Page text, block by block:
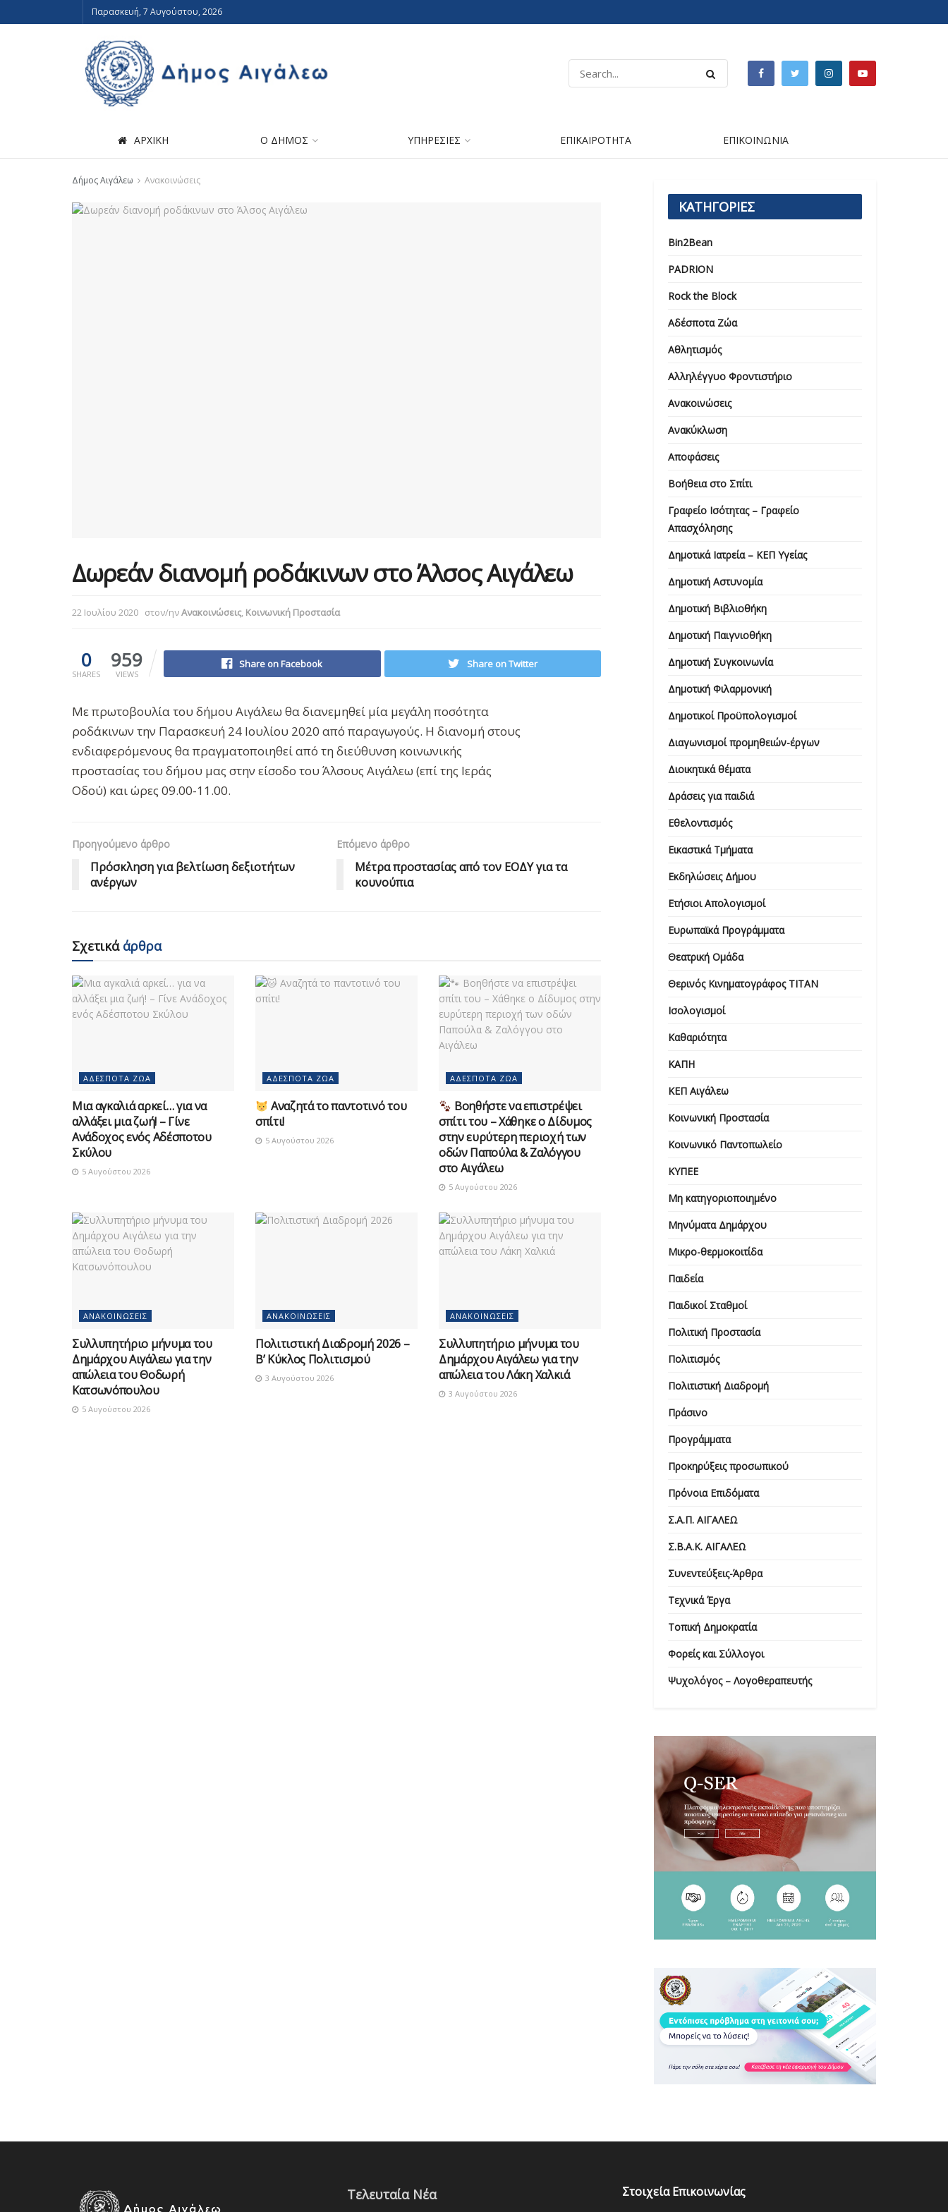
Παρασκευή, 7 Αυγούστου, 2026
ΑΡΧΙΚΗ Ο ΔΗΜΟΣ ΥΠΗΡΕΣΙΕΣ ΕΠΙΚΑΙΡΟΤΗΤΑ ΕΠΙΚΟΙΝΩΝΙΑ
Δήμος Αιγάλεω Ανακοινώσεις
Δωρεάν διανομή ροδάκινων στο Άλσος Αιγάλεω
22 Ιουλίου 2020 στον/ηνΑνακοινώσεις, Κοινωνική Προστασία
0
SHARES
959
VIEWS
Share on Facebook Share on Twitter
Με πρωτοβουλία του δήμου Αιγάλεω θα διανεμηθεί μία μεγάλη ποσότητα
ροδάκινων την Παρασκευή 24 Ιουλίου 2020 από παραγωγούς. Η διανομή στους
ενδιαφερόμενους θα πραγματοποιηθεί από τη διεύθυνση κοινωνικής
προστασίας του δήμου μας στην είσοδο του Άλσους Αιγάλεω (επί της Ιεράς
Οδού) και ώρες 09.00-11.00.
Προηγούμενο άρθρο
Πρόσκληση για βελτίωση δεξιοτήτων
ανέργων
Επόμενο άρθρο
Μέτρα προστασίας από τον ΕΟΔΥ για τα
κουνούπια
Σχετικάάρθρα
ΑΔΈΣΠΟΤΑ ΖΏΑ
Μια αγκαλιά αρκεί… για να
αλλάξει μια ζωή! – Γίνε
Ανάδοχος ενός Αδέσποτου
Σκύλου
5 Αυγούστου 2026
ΑΔΈΣΠΟΤΑ ΖΏΑ
Αναζητά το παντοτινό του
σπίτι!
5 Αυγούστου 2026
ΑΔΈΣΠΟΤΑ ΖΏΑ
Βοηθήστε να επιστρέψει
σπίτι του – Χάθηκε ο Δίδυμος
στην ευρύτερη περιοχή των
οδών Παπούλα & Ζαλόγγου
στο Αιγάλεω
5 Αυγούστου 2026
ΑΝΑΚΟΙΝΏΣΕΙΣ
Συλλυπητήριο μήνυμα του
Δημάρχου Αιγάλεω για την
απώλεια του Θοδωρή
Κατσωνόπουλου
5 Αυγούστου 2026
ΑΝΑΚΟΙΝΏΣΕΙΣ
Πολιτιστική Διαδρομή 2026 –
Β’ Κύκλος Πολιτισμού
3 Αυγούστου 2026
ΑΝΑΚΟΙΝΏΣΕΙΣ
Συλλυπητήριο μήνυμα του
Δημάρχου Αιγάλεω για την
απώλεια του Λάκη Χαλκιά
3 Αυγούστου 2026
ΚΑΤΗΓΟΡΙΕΣ
Bin2Bean
PADRION
Rock the Block
Αδέσποτα Ζώα
Αθλητισμός
Αλληλέγγυο Φροντιστήριο
Ανακοινώσεις
Ανακύκλωση
Αποφάσεις
Βοήθεια στο Σπίτι
Γραφείο Ισότητας – Γραφείο
Απασχόλησης
Δημοτικά Ιατρεία – ΚΕΠ Υγείας
Δημοτική Αστυνομία
Δημοτική Βιβλιοθήκη
Δημοτική Παιγνιοθήκη
Δημοτική Συγκοινωνία
Δημοτική Φιλαρμονική
Δημοτικοί Προϋπολογισμοί
Διαγωνισμοί προμηθειών-έργων
Διοικητικά θέματα
Δράσεις για παιδιά
Εθελοντισμός
Εικαστικά Τμήματα
Εκδηλώσεις Δήμου
Ετήσιοι Απολογισμοί
Ευρωπαϊκά Προγράμματα
Θεατρική Ομάδα
Θερινός Κινηματογράφος ΤΙΤΑΝ
Ισολογισμοί
Καθαριότητα
ΚΑΠΗ
ΚΕΠ Αιγάλεω
Κοινωνική Προστασία
Κοινωνικό Παντοπωλείο
ΚΥΠΕΕ
Μη κατηγοριοποιημένο
Μηνύματα Δημάρχου
Μικρο-θερμοκοιτίδα
Παιδεία
Παιδικοί Σταθμοί
Πολιτική Προστασία
Πολιτισμός
Πολιτιστική Διαδρομή
Πράσινο
Προγράμματα
Προκηρύξεις προσωπικού
Πρόνοια Επιδόματα
Σ.Α.Π. ΑΙΓΑΛΕΩ
Σ.Β.Α.Κ. ΑΙΓΑΛΕΩ
Συνεντεύξεις-Άρθρα
Τεχνικά Έργα
Τοπική Δημοκρατία
Φορείς και Σύλλογοι
Ψυχολόγος – Λογοθεραπευτής
Τελευταία Νέα Στοιχεία Επικοινωνίας